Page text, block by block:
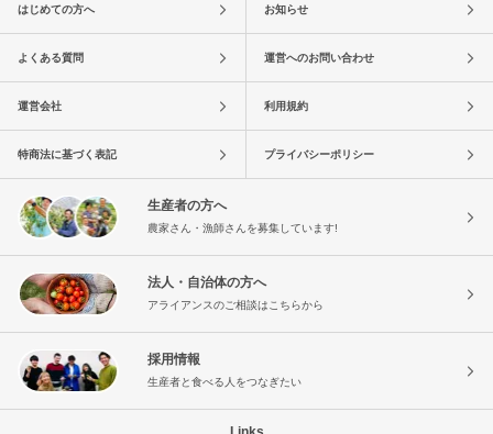
はじめての方へ お知らせ
よくある質問 運営へのお問い合わせ
運営会社 利用規約
特商法に基づく表記 プライバシーポリシー
生産者の方へ
農家さん・漁師さんを募集しています!
法人・自治体の方へ
アライアンスのご相談はこちらから
採用情報
生産者と食べる人をつなぎたい